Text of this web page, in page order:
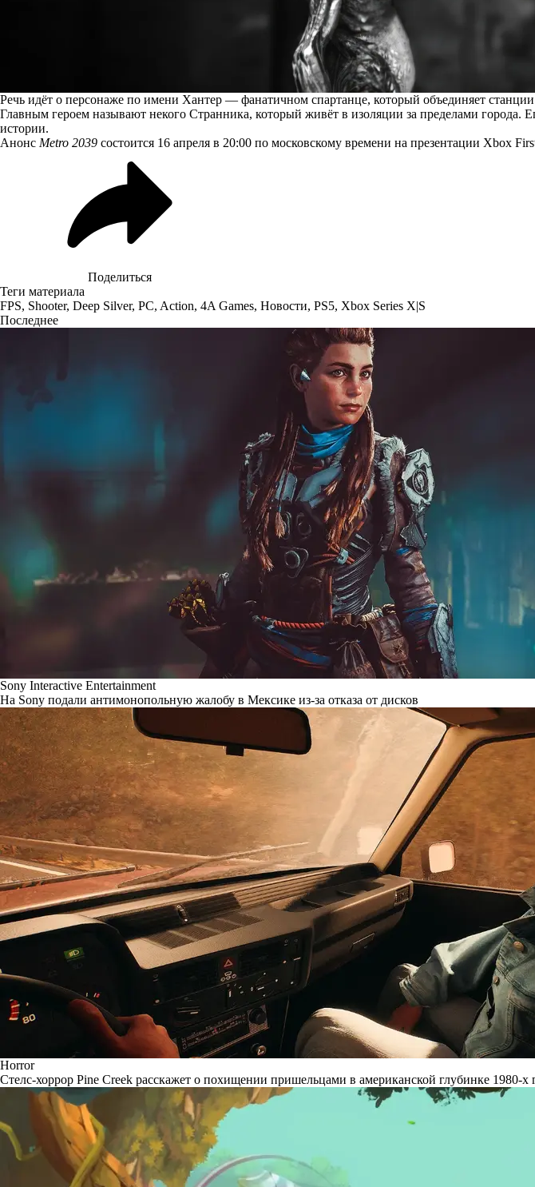
Речь идёт о персонаже по имени Хантер — фанатичном спартанце, который объединяет
Главным героем называют некого Странника, который живёт в изоляции за пределами города.
истории.
Анонс Metro 2039 состоится 16 апреля в 20:00 по московскому времени на презентации Xbox
Поделиться
Теги материала
FPS, Shooter, Deep Silver, PC, Action, 4A Games, Новости, PS5, Xbox Series X|S
Последнее
Sony Interactive Entertainment
На Sony подали антимонопольную жалобу в Мексике из-за отказа от дисков
Horror
Стелс-хоррор Pine Creek расскажет о похищении пришельцами в американской глубинке 1980-х